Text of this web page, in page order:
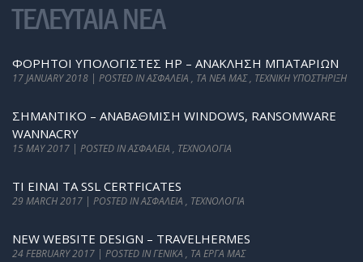
ΤΕΛΕΥΤΑΙΑ ΝΕΑ
ΦΟΡΗΤΟΊ ΥΠΟΛΟΓΙΣΤΈΣ HP – ΑΝΆΚΛΗΣΗ ΜΠΑΤΑΡΙΏΝ
17 JANUARY 2018 | POSTED IN ΑΣΦΆΛΕΙΑ , ΤΑ ΝΈΑ ΜΑΣ , ΤΕΧΝΙΚΉ ΥΠΟΣΤΉΡΙΞΗ
ΣΗΜΑΝΤΙΚΟ – ΑΝΑΒΆΘΜΙΣΗ WINDOWS, RANSOMWARE
WANNACRY
15 MAY 2017 | POSTED IN ΑΣΦΆΛΕΙΑ , ΤΕΧΝΟΛΟΓΊΑ
ΤΙ ΕΊΝΑΙ ΤΑ SSL CERTFICATES
29 MARCH 2017 | POSTED IN ΑΣΦΆΛΕΙΑ , ΤΕΧΝΟΛΟΓΊΑ
NEW WEBSITE DESIGN – TRAVELHERMES
24 FEBRUARY 2017 | POSTED IN ΓΕΝΙΚΆ , ΤΑ ΈΡΓΑ ΜΑΣ